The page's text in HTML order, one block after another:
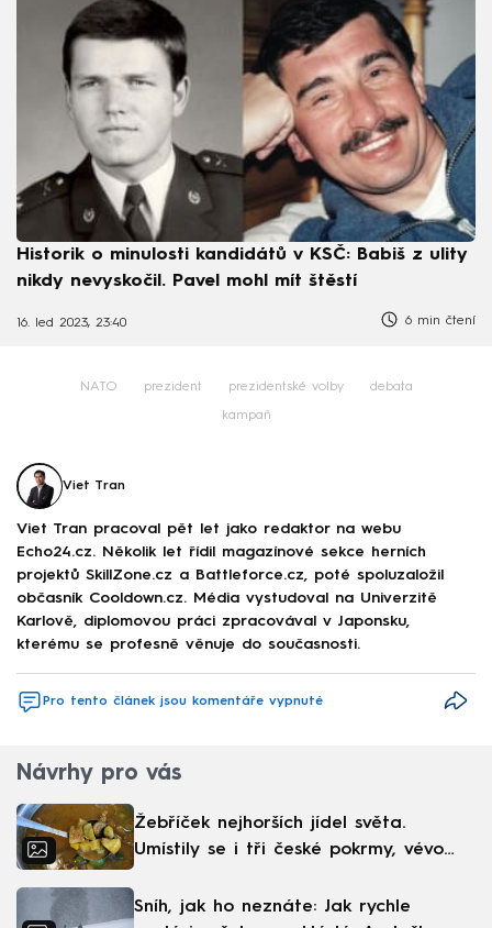
Historik o minulosti kandidátů v KSČ: Babiš z ulity
nikdy nevyskočil. Pavel mohl mít štěstí
16. led 2023, 23:40 6 min čtení
NATO prezident prezidentské volby debata
kampaň
Viet Tran
Viet Tran pracoval pět let jako redaktor na webu
Echo24.cz. Několik let řídil magazínové sekce herních
projektů SkillZone.cz a Battleforce.cz, poté spoluzaložil
občasník Cooldown.cz. Média vystudoval na Univerzitě
Karlově, diplomovou práci zpracovával v Japonsku,
kterému se profesně věnuje do současnosti.
Pro tento článek jsou komentáře vypnuté
Návrhy pro vás
Žebříček nejhorších jídel světa.
Umístily se i tři české pokrmy, vévodí
Sníh, jak ho neznáte: Jak rychle